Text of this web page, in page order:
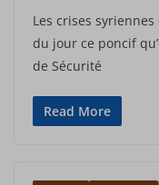
Les crises
du jour ce poncif
de Sécurité
Read More